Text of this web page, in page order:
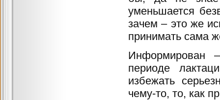
уменьшается
зачем – это же
принимать сама
Информирован
периоде
избежать
чему-то, то, как